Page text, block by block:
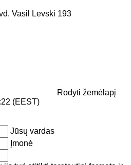
Vasil Levski 193
Rodyti žemėlapį
(EEST)
Jūsų vardas
Įmonė